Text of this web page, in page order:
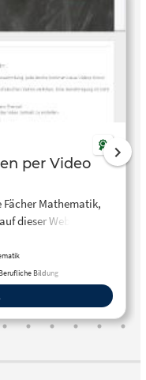
- Wissen per Video
Mathematik,
dieser WebSite.
Bildung